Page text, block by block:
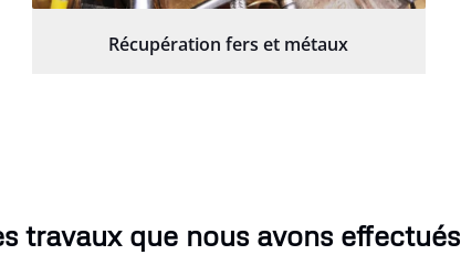
Récupération fers et métaux
travaux que nous avons effectués